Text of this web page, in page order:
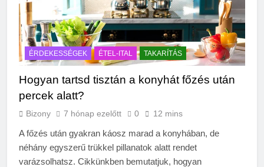
ÉRDEKESSÉGEK ÉTEL-ITAL TAKARÍTÁS
Hogyan tartsd tisztán a konyhát főzés után
percek alatt?
Bizony 7 hónap ezelőtt 0 12 mins
A főzés után gyakran káosz marad a konyhában, de
néhány egyszerű trükkel pillanatok alatt rendet
varázsolhatsz. Cikkünkben bemutatjuk, hogyan